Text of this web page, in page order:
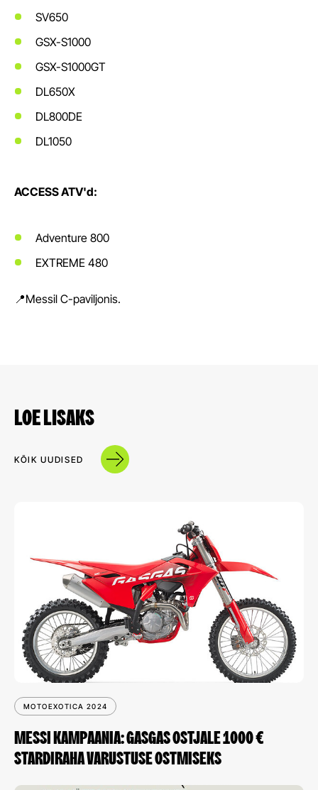
SV650
GSX-S1000
GSX-S1000GT
DL650X
DL800DE
DL1050
ACCESS ATV'd:
Adventure 800
EXTREME 480
📍Messil C-paviljonis.
LOE LISAKS
KÕIK UUDISED
MOTOEXOTICA 2024
MESSI KAMPAANIA: GASGAS OSTJALE 1000 €
STARDIRAHA VARUSTUSE OSTMISEKS